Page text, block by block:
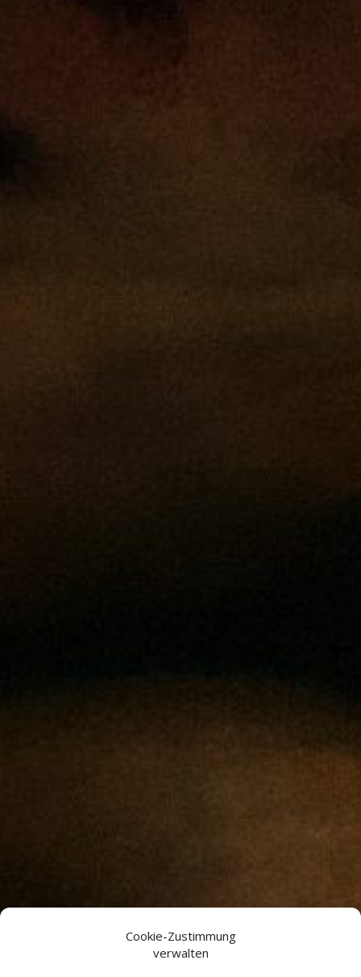
Cookie-Zustimmung
verwalten